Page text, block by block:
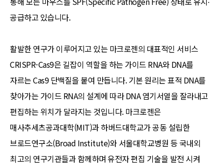
공급하고 있습니다.
활발한 연구가 이루어지고 있는 마크로젠의 대표적인 서비스
CRISPR-Cas9은 길잡이 역할을 하는 가이드 RNA와 DNA를
자르는 Cas9 단백질을 붙여 만듭니다. 기본 원리는 표적 DNA를
찾아가는 가이드 RNA의 설계에 따라 DNA 염기서열을 잘라내고
편집하는 위치가 달라지는 것입니다. 마크로젠은
매사추세츠공과대학(MIT)과 하버드대학교가 공동 설립한
브로드연구소(Broad Institute)와 서울대학교병원 등 국내외
최고의 연구기관들과 함께하며 유전자 편집 기술을 발전 시켜